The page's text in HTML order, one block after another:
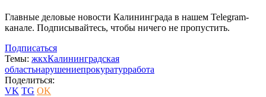
Главные деловые новости Калининграда в нашем Telegram-
канале. Подписывайтесь, чтобы ничего не пропустить.
Подписаться
Темы: жкхКалининградская
областьнарушениепрокуратурработа
Поделиться:
VK TG OK